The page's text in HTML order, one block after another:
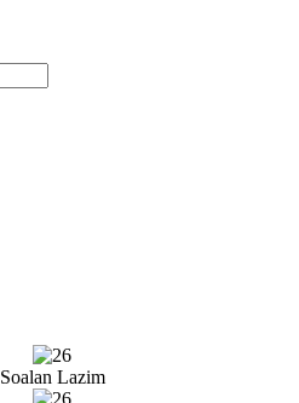
Soalan Lazim